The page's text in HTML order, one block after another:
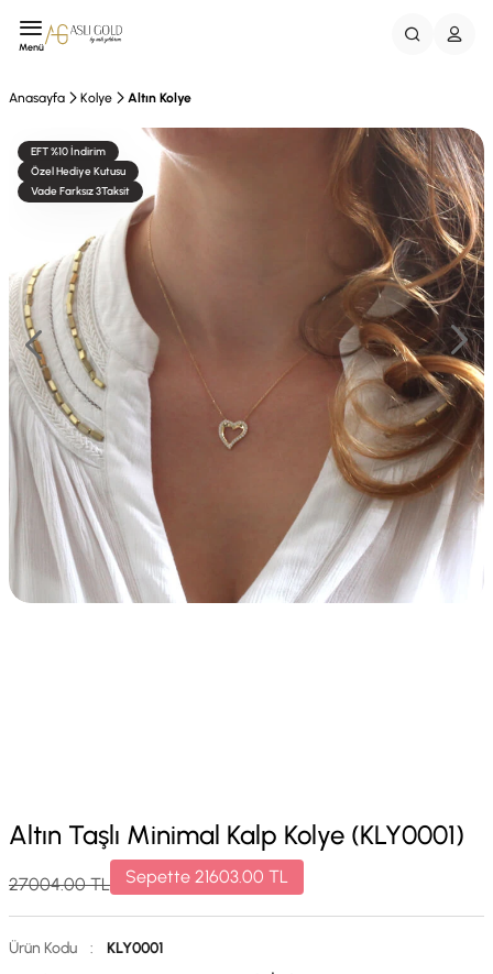
Menü
Anasayfa Kolye Altın Kolye
EFT %10 İndirim
Özel Hediye Kutusu
Vade Farksız 3Taksit
Altın Taşlı Minimal Kalp Kolye (KLY0001)
27004.00TL Sepette 21603.00 TL
Ürün Kodu :
KLY0001